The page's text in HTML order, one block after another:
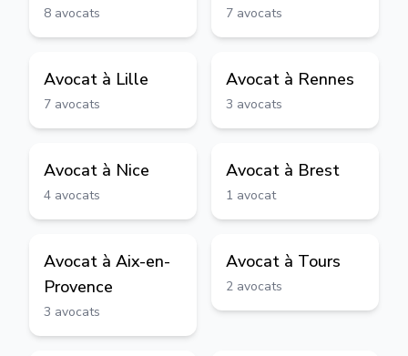
8 avocats 7 avocats
Avocat à Lille
7 avocats
Avocat à Rennes
3 avocats
Avocat à Nice
4 avocats
Avocat à Brest
1 avocat
Avocat à Aix-en-
Provence
3 avocats
Avocat à Tours
2 avocats